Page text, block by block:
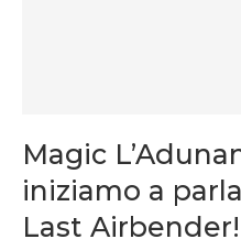
Magic
iniziamo a
Last Airbender!